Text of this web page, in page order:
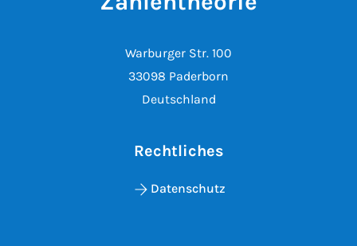
Warburger Str. 100
33098 Paderborn
Deutschland
Rechtliches
Datenschutz